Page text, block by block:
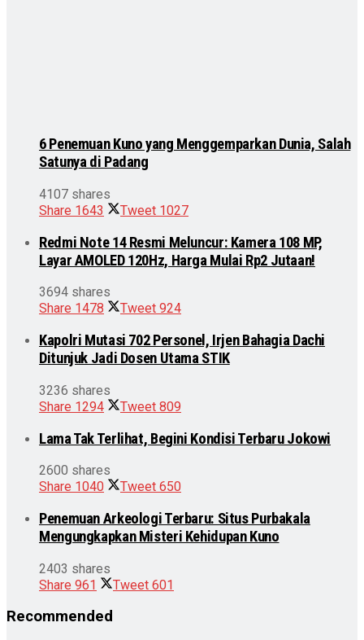
6 Penemuan Kuno yang Menggemparkan Dunia, Salah
Satunya di Padang
4107 shares
Share 1643 Tweet 1027
Redmi Note 14 Resmi Meluncur: Kamera 108 MP,
Layar AMOLED 120Hz, Harga Mulai Rp2 Jutaan!
3694 shares
Share 1478 Tweet 924
Kapolri Mutasi 702 Personel, Irjen Bahagia Dachi
Ditunjuk Jadi Dosen Utama STIK
3236 shares
Share 1294 Tweet 809
Lama Tak Terlihat, Begini Kondisi Terbaru Jokowi
2600 shares
Share 1040 Tweet 650
Penemuan Arkeologi Terbaru: Situs Purbakala
Mengungkapkan Misteri Kehidupan Kuno
2403 shares
Share 961 Tweet 601
Recommended